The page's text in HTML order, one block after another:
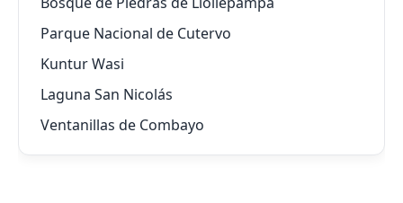
Parque Nacional de Cutervo
Kuntur Wasi
Laguna San Nicolás
Ventanillas de Combayo